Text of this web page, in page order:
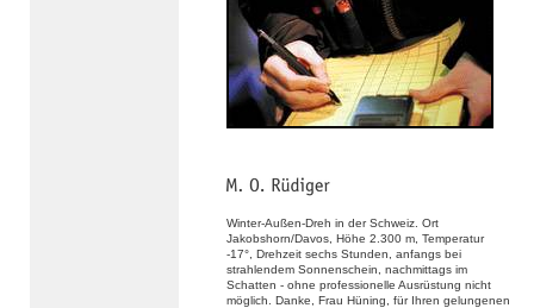
Winter-Außen-Dreh in der Schweiz. Ort
Jakobshorn/Davos, Höhe 2.300 m, Temperatur
-17°, Drehzeit sechs Stunden, anfangs bei
strahlendem Sonnenschein, nachmittags im
Schatten - ohne professionelle Ausrüstung nicht
möglich. Danke, Frau Hüning, für Ihren gelungenen